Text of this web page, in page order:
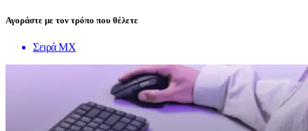
Αγοράστε με τον τρόπο που θέλετε
Σειρά MX